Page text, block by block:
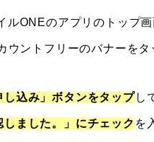
ルONEのアプリのトップ
ウントフリーのバナーをタ
し込み」ボタンをタップし
しました。」にチェック を